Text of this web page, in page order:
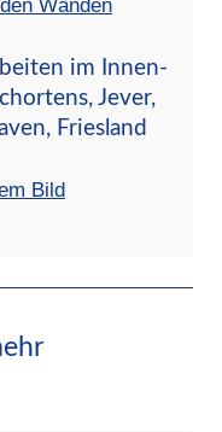
im Innen-
Jever,
Friesland
Bild